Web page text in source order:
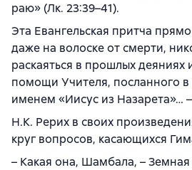
раю» (Лк. 23:39–41).
Эта Евангельская притча
даже на волоске от смерти,
раскаяться в прошлых деяниях
помощи Учителя, посланного
именем «Иисус из Назарета»…
Н.К. Рерих в своих
круг вопросов, касающихся
– Какая она, Шамбала, –